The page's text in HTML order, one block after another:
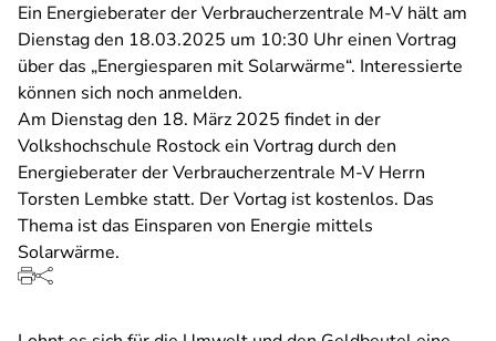
Ein Energieberater der Verbraucherzentrale M-V hält am
Dienstag den 18.03.2025 um 10:30 Uhr einen Vortrag
über das „Energiesparen mit Solarwärme“. Interessierte
können sich noch anmelden.
Am Dienstag den 18. März 2025 findet in der
Volkshochschule Rostock ein Vortrag durch den
Energieberater der Verbraucherzentrale M-V Herrn
Torsten Lembke statt. Der Vortag ist kostenlos. Das
Thema ist das Einsparen von Energie mittels
Solarwärme.